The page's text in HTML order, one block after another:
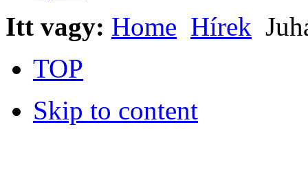
Itt vagy: Home Hírek
TOP
Skip to content